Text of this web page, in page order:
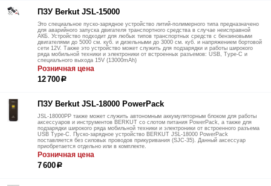
ПЗУ Berkut JSL-15000
Это специальное пуско-зарядное устройство литий-полимерного типа предназначено
для аварийного запуска двигателя транспортного средства в случае неисправной
АКБ. Устройство подходит для любых типов транспортных средств с бензиновыми
двигателями до 5000 см. куб. и дизельными до 3000 см. куб. и напряжением бортовой
сети 12V. Также это устройство может служить для подзарядки и работы широкого
ряда мобильной техники и электроники от встроенных разъемов: USB, Type-C и
специального выхода 15V (13000mАh)
Розничная цена
12 700р
ПЗУ Berkut JSL-18000 PowerPack
JSL-18000PP также может служить автономным аккумуляторным блоком для работы
аксессуаров и инструментов BERKUT со слотом питания PowerPack, а также для
подзарядки широкого ряда мобильной техники и электроники от встроенного разъема
USB Type-C. Пуско-зарядное устройство BERKUT JSL-18000 PowerPack
поставляется без силовых проводов прикуривания (SJC-35). Данный аксессуар
приобретается отдельно или в комплекте.
Розничная цена
7 600р